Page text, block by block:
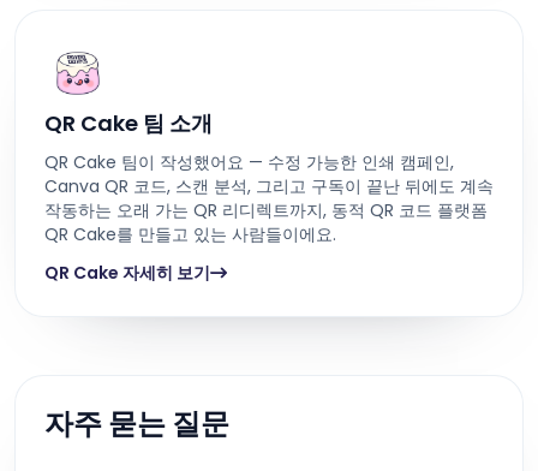
QR Cake 팀 소개
QR Cake 팀이 작성했어요 — 수정 가능한 인쇄 캠페인,
Canva QR 코드, 스캔 분석, 그리고 구독이 끝난 뒤에도 계속
작동하는 오래 가는 QR 리디렉트까지, 동적 QR 코드 플랫폼
QR Cake를 만들고 있는 사람들이에요.
QR Cake 자세히 보기
자주 묻는 질문